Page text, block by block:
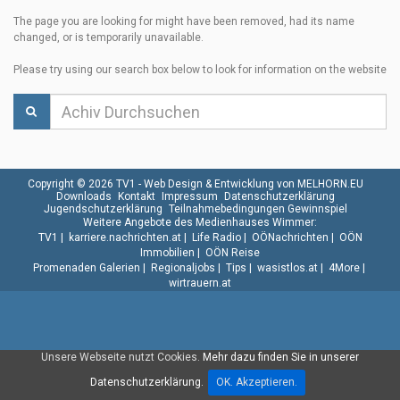
The page you are looking for might have been removed, had its name
changed, or is temporarily unavailable.
Please try using our search box below to look for information on the website
Unsere Webseite nutzt Cookies. Mehr dazu finden Sie in unserer
Datenschutzerklärung.
OK. Akzeptieren.
Copyright © 2026 TV1 - Web Design & Entwicklung von MELHORN.EU
Downloads
Kontakt Impressum
Datenschutzerklärung
Jugendschutzerklärung Teilnahmebedingungen Gewinnspiel
Weitere Angebote des Medienhauses Wimmer:
TV1
karriere.nachrichten.at| Life Radio| OÖNachrichten
OÖN
Immobilien
OÖN Reise
Promenaden Galerien
Regionaljobs Tips wasistlos.at| 4More|
wirtrauern.at